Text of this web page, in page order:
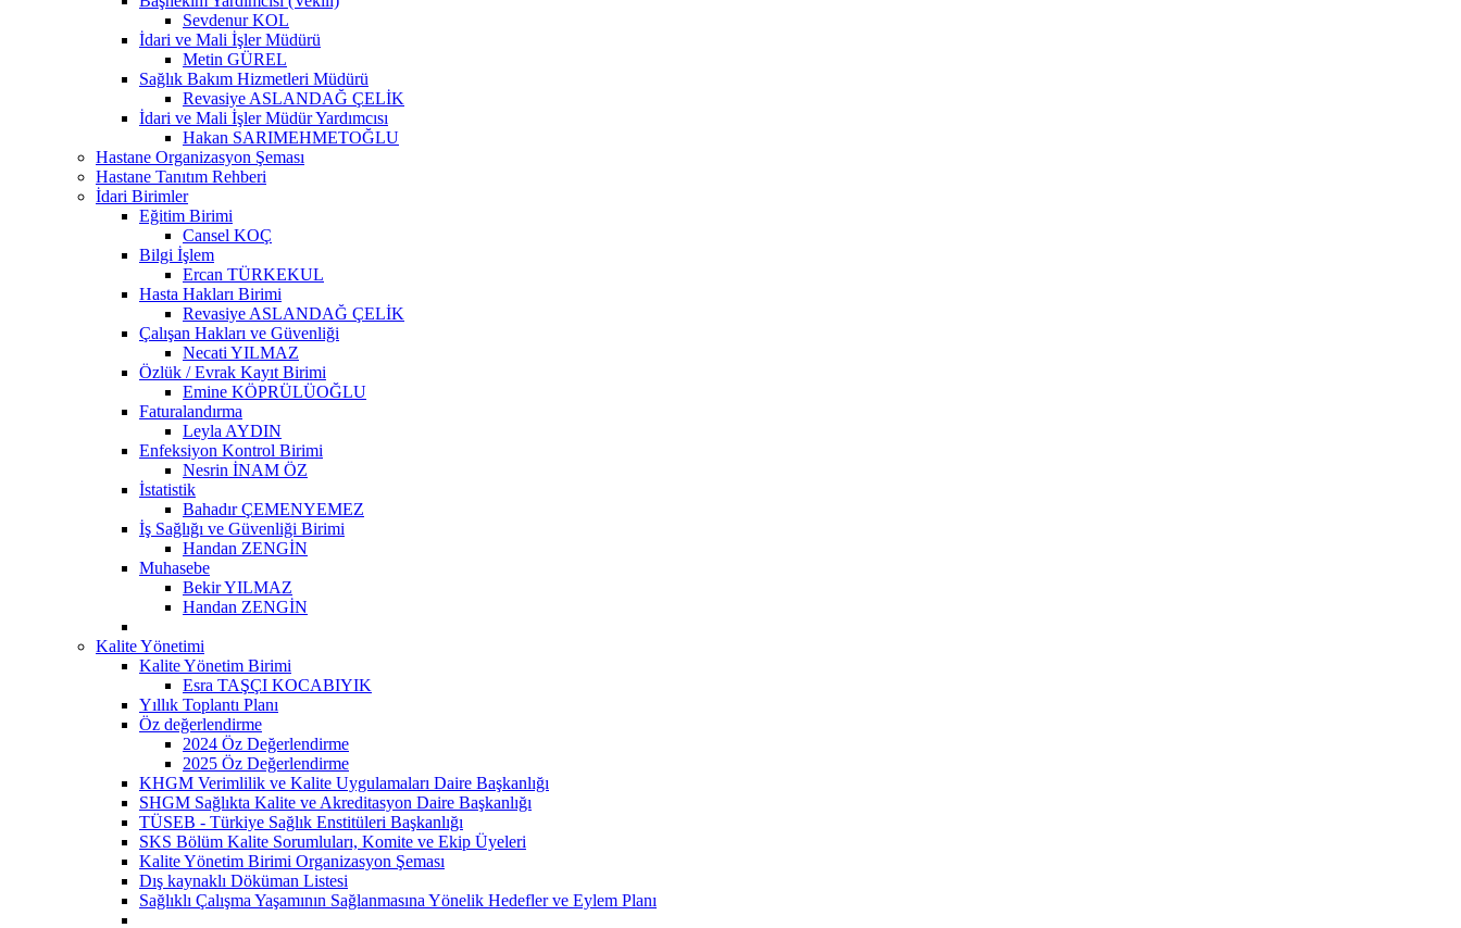
Sevdenur KOL
İdari ve Mali İşler Müdürü
Metin GÜREL
Sağlık Bakım Hizmetleri Müdürü
Revasiye ASLANDAĞ ÇELİK
İdari ve Mali İşler Müdür Yardımcısı
Hakan SARIMEHMETOĞLU
Hastane Organizasyon Şeması
Hastane Tanıtım Rehberi
İdari Birimler
Eğitim Birimi
Cansel KOÇ
Bilgi İşlem
Ercan TÜRKEKUL
Hasta Hakları Birimi
Revasiye ASLANDAĞ ÇELİK
Çalışan Hakları ve Güvenliği
Necati YILMAZ
Özlük / Evrak Kayıt Birimi
Emine KÖPRÜLÜOĞLU
Faturalandırma
Leyla AYDIN
Enfeksiyon Kontrol Birimi
Nesrin İNAM ÖZ
İstatistik
Bahadır ÇEMENYEMEZ
İş Sağlığı ve Güvenliği Birimi
Handan ZENGİN
Muhasebe
Bekir YILMAZ
Handan ZENGİN
Kalite Yönetimi
Kalite Yönetim Birimi
Esra TAŞÇI KOCABIYIK
Yıllık Toplantı Planı
Öz değerlendirme
2024 Öz Değerlendirme
2025 Öz Değerlendirme
KHGM Verimlilik ve Kalite Uygulamaları Daire Başkanlığı
SHGM Sağlıkta Kalite ve Akreditasyon Daire Başkanlığı
TÜSEB - Türkiye Sağlık Enstitüleri Başkanlığı
SKS Bölüm Kalite Sorumluları, Komite ve Ekip Üyeleri
Kalite Yönetim Birimi Organizasyon Şeması
Dış kaynaklı Döküman Listesi
Sağlıklı Çalışma Yaşamının Sağlanmasına Yönelik Hedefler ve Eylem Planı